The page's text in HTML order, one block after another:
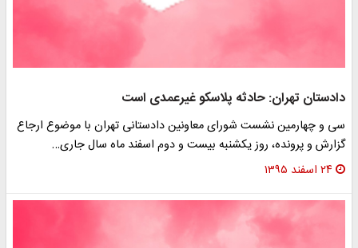
دادستان تهران: حادثه پلاسکو غیرعمدی است
سی و چهارمین نشست شورای معاونین دادستانی تهران با موضوع ارجاع
گزارش و پرونده، روز یکشنبه بیست و دوم اسفند ماه سال جاری…
۲۴ اسفند ۱۳۹۵